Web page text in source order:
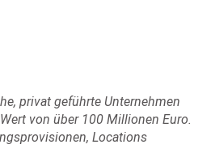
privat geführte Unternehmen
von über 100 Millionen Euro.
Locations